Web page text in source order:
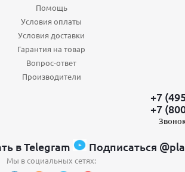
Помощь
Условия оплаты
Условия доставки
Гарантия на товар
Вопрос-ответ
Производители
+7
+7
в Telegram Подписаться
Мы в социальных сетях: